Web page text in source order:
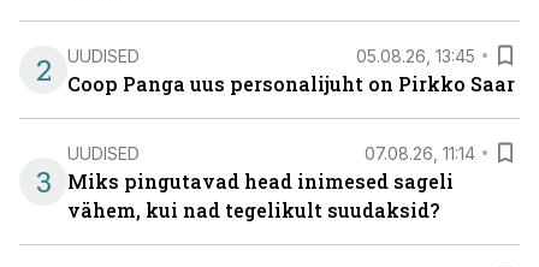
2 UUDISED 05.08.26, 13:45
Coop Panga uus personalijuht on Pirkko Saar
3
UUDISED 07.08.26, 11:14
Miks pingutavad head inimesed sageli
vähem, kui nad tegelikult suudaksid?